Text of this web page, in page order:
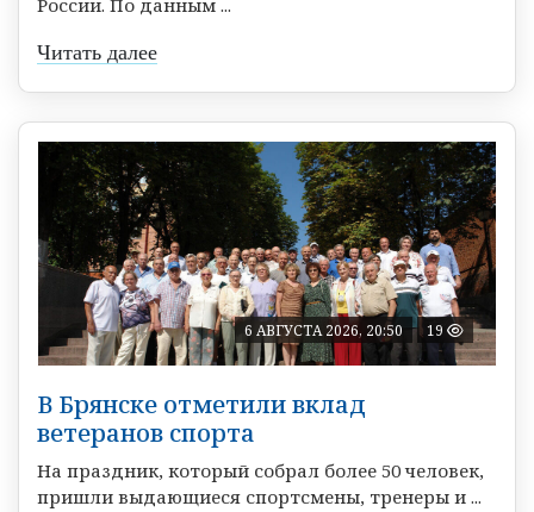
Читать далее
6 АВГУСТА 2026, 20:50 19
В Брянске отметили вклад
ветеранов спорта
На праздник, который собрал более 50 человек,
пришли выдающиеся спортсмены, тренеры и ...